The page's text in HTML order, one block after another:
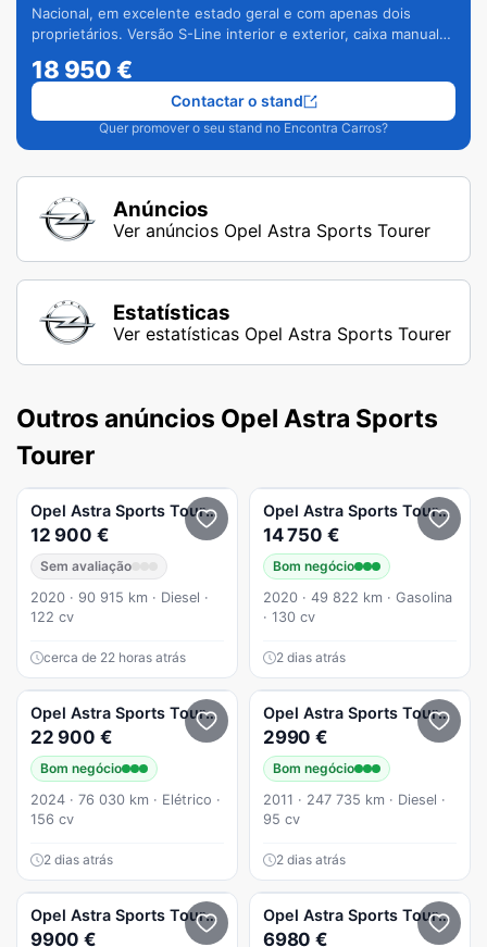
Nacional, em excelente estado geral e com apenas dois
proprietários. Versão S-Line interior e exterior, caixa manual
18 950€
Quer promover o seu stand no Encontra Carros?
Contactar o stand
Anúncios
Ver anúncios Opel Astra Sports Tourer
Estatísticas
Ver estatísticas Opel Astra Sports Tourer
Outros anúncios Opel Astra Sports
Tourer
Opel Astra Sports Tourer 1.5 D Business Edition S/S
12 900 €
Sem avaliação
2020 · 90 915 km · Diesel ·
122 cv
cerca de 22 horas atrás
Opel Astra Sports Tourer 1.2
14 750 €
Bom negócio
2020 · 49 822 km · Gasolina
· 130 cv
2 dias atrás
Opel Astra Sports Tourer 54 kWh Edition
22 900 €
Bom negócio
2024 · 76 030 km · Elétrico ·
156 cv
2 dias atrás
Opel Astra Sports Tourer 1.3
2990 €
Bom negócio
2011 · 247 735 km · Diesel ·
95 cv
2 dias atrás
Opel Astra Sports Tourer 1.6CDTI
9900 €
Opel Astra Sports Tourer 1.3
6980 €